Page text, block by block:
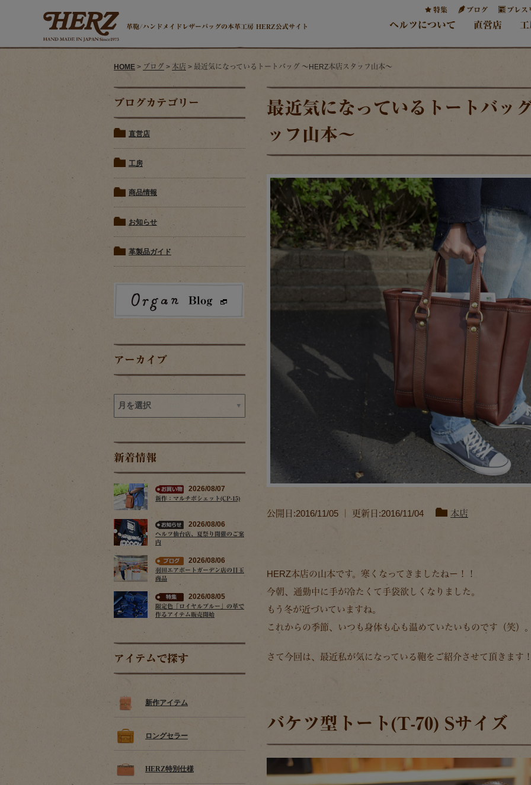
革鞄/ハンドメイドレザーバッグの本革工房 HERZ公式サイト
特集 ブログ プレス
ヘルツについて 直営店
HOME > ブログ > 本店 > 最近気になっているトートバッグ ～HERZ本店スタッフ山本～
ブログカテゴリー
直営店
工房
商品情報
お知らせ
革製品ガイド
アーカイブ
新着情報
2026/08/07
新作：マルチポシェット(CP-15)
2026/08/06
ヘルツ仙台店、夏祭り開催のご案
内
2026/08/06
羽田エアポートガーデン店の目玉
商品
2026/08/05
限定色「ロイヤルブルー」の革で
作るアイテム販売開始
アイテムで探す
新作アイテム
ロングセラー
HERZ特別仕様
最近気になっているトートバッ
ッフ山本～
公開日:2016/11/05 ｜ 更新日:2016/11/04 本店
HERZ本店の山本です。寒くなってきましたねー！！
今朝、通勤中に手が冷たくて手袋欲しくなりました。
もう冬が近づいていますね。
これからの季節、いつも身体も心も温めていたいものです（笑）
さて今回は、最近私が気になっている鞄をご紹介させて頂きます
バケツ型トート(T-70) Sサイズ